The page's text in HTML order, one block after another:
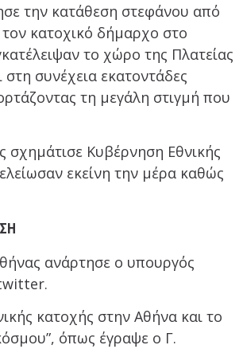
την κατάθεση στεφάνου από
κατοχικό δήμαρχο στο
το χώρο της Πλατείας
στη συνέχεια εκατοντάδες
τη μεγάλη στιγμή που
Κυβέρνηση Εθνικής
εκείνη την μέρα καθώς
ανάρτησε ο υπουργός
κατοχής στην Αθήνα και το
όπως έγραψε ο Γ.